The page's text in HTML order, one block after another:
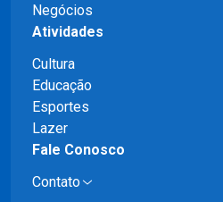
Negócios
Atividades
Cultura
Educação
Esportes
Lazer
Fale Conosco
Contato